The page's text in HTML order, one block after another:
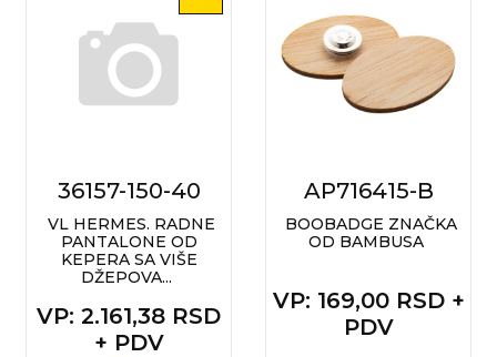
36157-150-40
VL HERMES. RADNE
PANTALONE OD
KEPERA SA VIŠE
DŽEPOVA...
VP: 2.161,38 RSD
+ PDV
AP716415-B
BOOBADGE ZNAČKA
OD BAMBUSA
VP: 169,00 RSD +
PDV